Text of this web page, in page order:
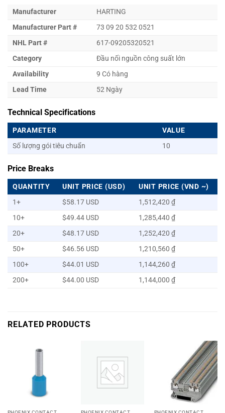
Manufacturer
HARTING
Manufacturer Part #
73 09 20 532 0521
NHL Part #
617-09205320521
Category
Đầu nối nguồn công suất lớn
Availability
9 Có hàng
Lead Time
52 Ngày
Technical Specifications
PARAMETER
VALUE
Số lượng gói tiêu chuẩn
10
Price Breaks
QUANTITY UNIT PRICE (USD)
UNIT PRICE (VND ~)
1+
$58.17 USD
1,512,420 ₫
10+
$49.44 USD
1,285,440 ₫
20+
$48.17 USD
1,252,420 ₫
50+
$46.56 USD
1,210,560 ₫
100+
$44.01 USD
1,144,260 ₫
200+
$44.00 USD 1,144,000 ₫
RELATED PRODUCTS